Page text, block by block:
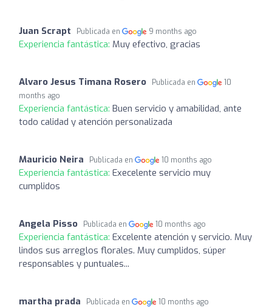
Juan Scrapt Publicada en 9 months ago
Experiencia fantástica: Muy efectivo, gracias
Alvaro Jesus Timana Rosero Publicada en
10
months ago
Experiencia fantástica: Buen servicio y amabilidad, ante
todo calidad y atención personalizada
Mauricio Neira Publicada en 10 months ago
Experiencia fantástica: Execelente servicio muy
cumplidos
Angela Pisso Publicada en 10 months ago
Experiencia fantástica: Excelente atención y servicio. Muy
lindos sus arreglos florales. Muy cumplidos, súper
responsables y puntuales...
martha prada Publicada en 10 months ago